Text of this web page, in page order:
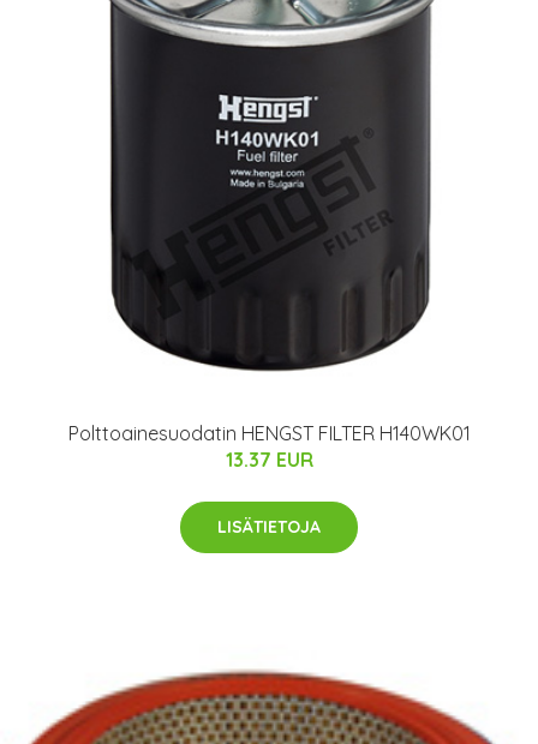
Polttoainesuodatin HENGST FILTER H140WK01
13.37 EUR
LISÄTIETOJA